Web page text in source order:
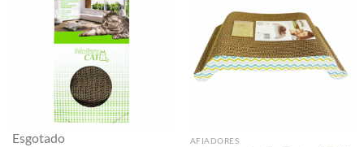
Esgotado AFIADORES